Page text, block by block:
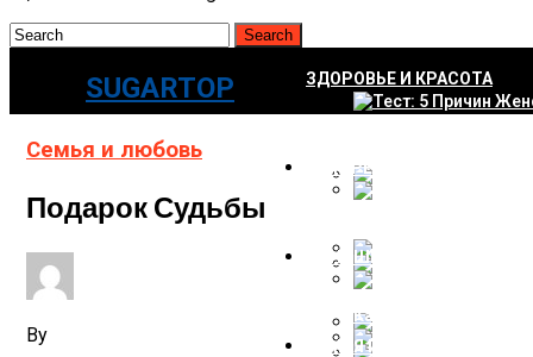
SUGARTOP ЗДОРОВЬЕ И КРАСОТА
Что Входит В Состав
ИНТЕРЕСНОЕ И
ОТНОШЕНИЯ И
Как Реагировать На
СЕМЬЯ И ЛЮБОВЬ
Семья и любовь
Подарок Судьбы
By